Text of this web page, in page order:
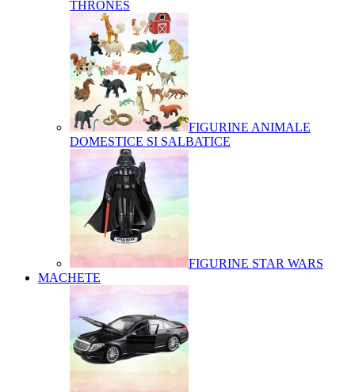
THRONES
FIGURINE ANIMALE
DOMESTICE SI SALBATICE
FIGURINE STAR WARS
MACHETE